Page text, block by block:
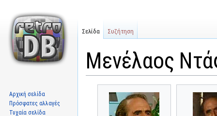
Μενέλαος
αναζήτηση
Σελίδα Συζήτηση
Αρχική σελίδα
Πρόσφατες αλλαγές
Τυχαία σελίδα